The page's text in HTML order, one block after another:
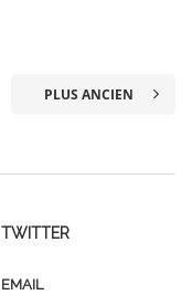
PLUS ANCIEN
TWITTER
EMAIL